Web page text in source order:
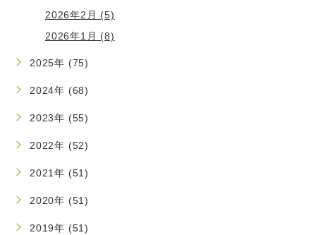
2026年2月 (5)
2026年1月 (8)
2025年 (75)
2024年 (68)
2023年 (55)
2022年 (52)
2021年 (51)
2020年 (51)
2019年 (51)